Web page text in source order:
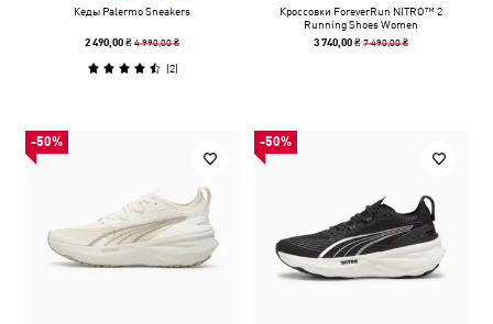
Кеды Palermo Sneakers
2 490,00 ₴4 990,00 ₴
(2)
Кроссовки ForeverRun NITRO™ 2
Running Shoes Women
3 740,00 ₴7 490,00 ₴
-50% -50%